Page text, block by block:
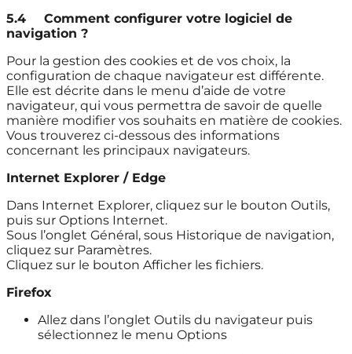
5.4 Comment configurer votre logiciel de
navigation ?
Pour la gestion des cookies et de vos choix, la
configuration de chaque navigateur est différente.
Elle est décrite dans le menu d’aide de votre
navigateur, qui vous permettra de savoir de quelle
manière modifier vos souhaits en matière de cookies.
Vous trouverez ci-dessous des informations
concernant les principaux navigateurs.
Internet Explorer / Edge
Dans Internet Explorer, cliquez sur le bouton Outils,
puis sur Options Internet.
Sous l’onglet Général, sous Historique de navigation,
cliquez sur Paramètres.
Cliquez sur le bouton Afficher les fichiers.
Firefox
Allez dans l’onglet Outils du navigateur puis
sélectionnez le menu Options